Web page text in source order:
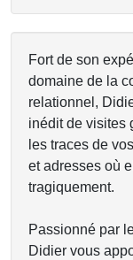
Fort de son
domaine de la
relationnel,
inédit de visites
les traces de
et adresses où
tragiquement.
Passionné par
Didier vous